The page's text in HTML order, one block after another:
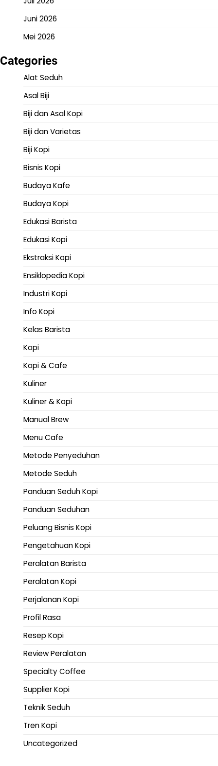
Juni 2026
Mei 2026
Categories
Alat Seduh
Asal Biji
Biji dan Asal Kopi
Biji dan Varietas
Biji Kopi
Bisnis Kopi
Budaya Kafe
Budaya Kopi
Edukasi Barista
Edukasi Kopi
Ekstraksi Kopi
Ensiklopedia Kopi
Industri Kopi
Info Kopi
Kelas Barista
Kopi
Kopi & Cafe
Kuliner
Kuliner & Kopi
Manual Brew
Menu Cafe
Metode Penyeduhan
Metode Seduh
Panduan Seduh Kopi
Panduan Seduhan
Peluang Bisnis Kopi
Pengetahuan Kopi
Peralatan Barista
Peralatan Kopi
Perjalanan Kopi
Profil Rasa
Resep Kopi
Review Peralatan
Specialty Coffee
Supplier Kopi
Teknik Seduh
Tren Kopi
Uncategorized